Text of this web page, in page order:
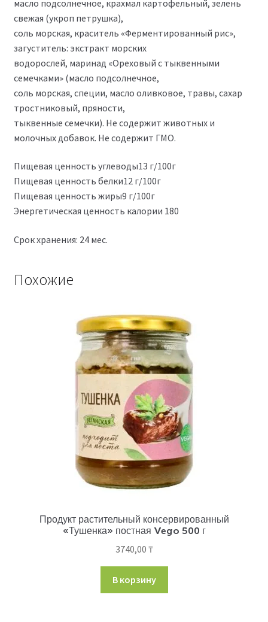
масло подсолнечное, крахмал картофельный, зелень
свежая (укроп петрушка),
соль морская, краситель «Ферментированный рис»,
загуститель: экстракт морских
водорослей, маринад «Ореховый с тыквенными
семечками» (масло подсолнечное,
соль морская, специи, масло оливковое, травы, сахар
тростниковый, пряности,
тыквенные семечки). Не содержит животных и
молочных добавок. Не содержит ГМО.
Пищевая ценность углеводы13 г/100г
Пищевая ценность белки12 г/100г
Пищевая ценность жиры9 г/100г
Энергетическая ценность калории 180
Срок хранения: 24 мес.
Похожие
Продукт растительный консервированный
«Тушенка» постная Vego 500 г
3740,00 ₸
В корзину